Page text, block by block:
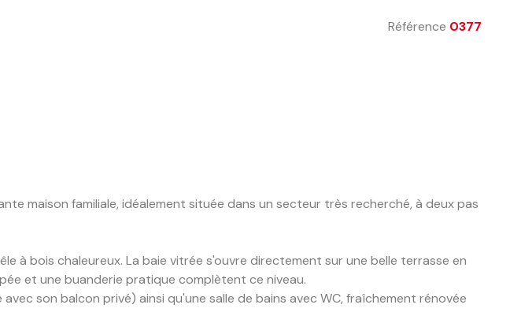
Référence 0377
maison familiale, idéalement située dans un secteur très recherché, à deux pas
à bois chaleureux. La baie vitrée s'ouvre directement sur une belle terrasse en
et une buanderie pratique complètent ce niveau.
son balcon privé) ainsi qu'une salle de bains avec WC, fraîchement rénovée